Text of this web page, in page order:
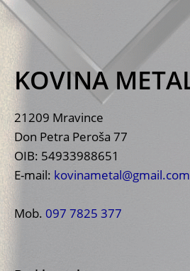
KOVINA
21209 Mravince
Don Petra Peroša 77
OIB: 54933988651
E-mail: kovinametal@gmail.com
Mob. 097 7825 377